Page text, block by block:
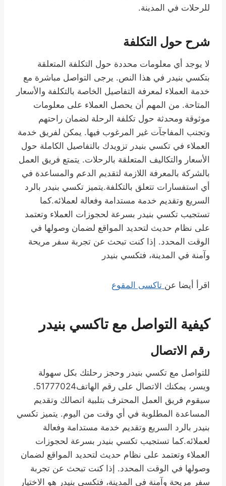
للرحلات في المدينة.
شرح حول التكلفة
لا يوجد أي معلومات محددة حول التكلفة المتعلقة
بتكسي بنيدر في هذا النص. يرجى التواصل مباشرة مع
خدمة العملاء لمعرفة التفاصيل الخاصة بالتكلفة والأسعار
المتاحة. من المهم أن يحصل العملاء على معلومات
موثوقة ومحدثة حول تكلفة الرحلة لضمان راحتهم
وتجنب المفاجآت غير المرغوب فيها. يمكن لفريق خدمة
العملاء في تكسي بنيدر تزويدك بالتفاصيل الكاملة حول
الأسعار والتكاليف المتعلقة بالرحلات. يتمتع فريق العمل
بالشركة بالمعرفة اللازمة لتقديم الدعم والمساعدة في
أي استفسارات تتعلق بالتكلفة.يتميز تكسي بنيدر بالرد
السريع وتقديم خدمة مستدامة وفعالة لعملائه.كما
تستجيب تكسي بنيدر بسرعة لحجوزات العملاء وتعتمد
على نظام حديث لتحديد المواقع لضمان وصولها في
الوقت المحدد. إذا كنت تبحث عن تجربة سفر مريحة
وآمنة في المدينة، فتكسي بنيدر
اقرأ أيضا عن تاكسى المقوع
كيفية التواصل مع تاكسي بنيدر
رقم الاتصال
للتواصل مع تكسي بنيدر وحجز رحلتك بكل سهولة
ويسر، يمكنك الاتصال على رقم الهاتف51777024.
سيقوم فريق العمل المحترف بتلبية اتصالك وتقديم
المساعدة المطلوبة في أي وقت من اليوم. يتميز تكسي
بنيدر بالرد السريع وتقديم خدمة مستدامة وفعالة
لعملائه.كما تستجيب تكسي بنيدر بسرعة لحجوزات
العملاء وتعتمد على نظام حديث لتحديد المواقع لضمان
وصولها في الوقت المحدد. إذا كنت تبحث عن تجربة
سفر مريحة وآمنة في المدينة، فتكسي بنيدر هو الاختيار